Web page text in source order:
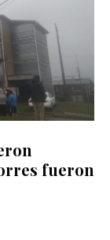
fueron